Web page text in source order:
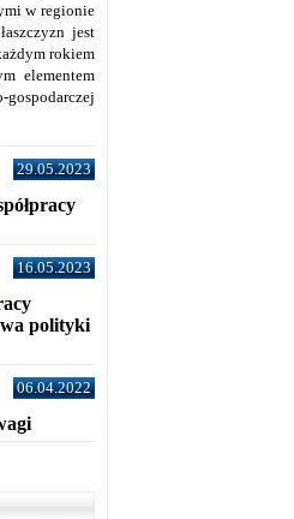
w regionie
jest
rokiem
elementem
29.05.2023
16.05.2023
polityki
06.04.2022